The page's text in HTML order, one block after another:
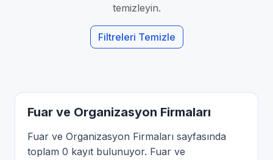
temizleyin.
Filtreleri Temizle
Fuar ve Organizasyon Firmaları
Fuar ve Organizasyon Firmaları sayfasında
toplam 0 kayıt bulunuyor. Fuar ve